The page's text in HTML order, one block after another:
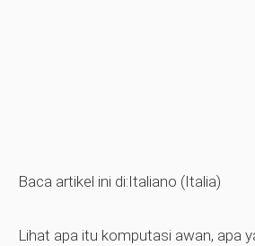
Baca artikel ini di:Italiano (Italia)
Lihat apa itu komputasi awan, apa